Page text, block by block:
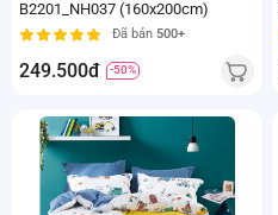
B2201_NH037 (160x200cm)
Đã bán 500+
249.500đ -50%